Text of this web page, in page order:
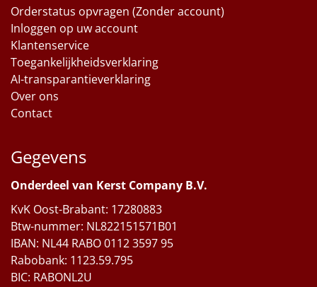
Orderstatus opvragen (Zonder account)
Inloggen op uw account
Klantenservice
Toegankelijkheidsverklaring
AI-transparantieverklaring
Over ons
Contact
Gegevens
Onderdeel van Kerst Company B.V.
KvK Oost-Brabant: 17280883
Btw-nummer: NL822151571B01
IBAN: NL44 RABO 0112 3597 95
Rabobank: 1123.59.795
BIC: RABONL2U